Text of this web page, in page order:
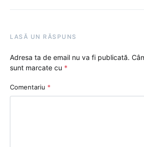
LASĂ UN RĂSPUNS
Adresa ta de email nu va fi publicată.
sunt marcate cu *
Comentariu *